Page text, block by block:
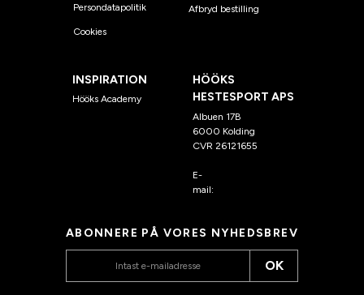
Persondatapolitik
Cookies
Afbryd bestilling
INSPIRATION
Hööks Academy
HÖÖKS
HESTESPORT APS
Albuen 17B
6000 Kolding
CVR 26121655
E-
mail:
ABONNERE PÅ VORES NYHEDSBREV
OK